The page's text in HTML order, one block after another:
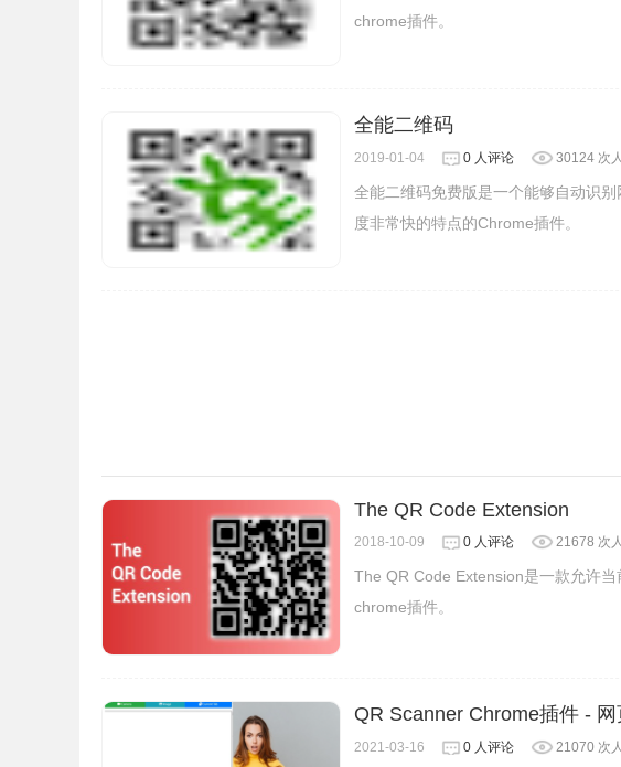
Link Share By Samy插件注意事项
chrome插件。
全能二维码
2019-01-04 0 人评论 30124 次
全能二维码免费版是一个能够自动识
度非常快的特点的Chrome插件。
The QR Code Extension
2018-10-09 0 人评论 21678 次
The QR Code Extension是一款允许
chrome插件。
QR Scanner Chrome插件 -
2021-03-16 0 人评论 21070 次